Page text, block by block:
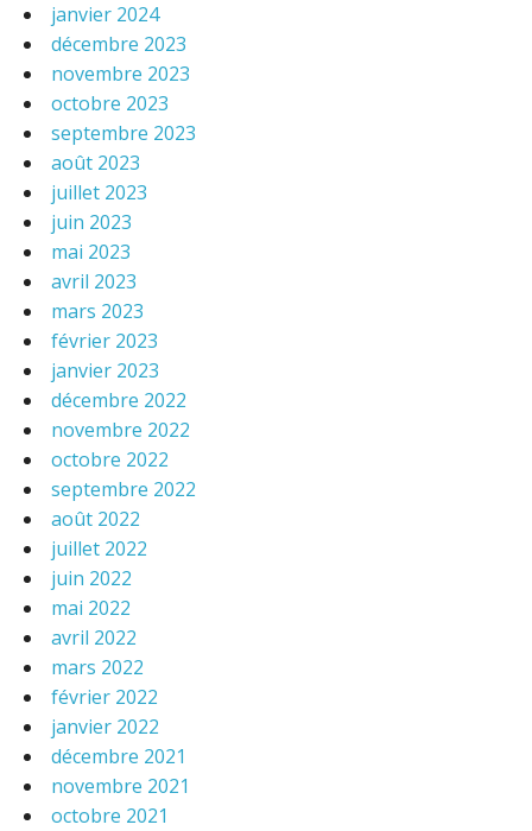
janvier 2024
décembre 2023
novembre 2023
octobre 2023
septembre 2023
août 2023
juillet 2023
juin 2023
mai 2023
avril 2023
mars 2023
février 2023
janvier 2023
décembre 2022
novembre 2022
octobre 2022
septembre 2022
août 2022
juillet 2022
juin 2022
mai 2022
avril 2022
mars 2022
février 2022
janvier 2022
décembre 2021
novembre 2021
octobre 2021